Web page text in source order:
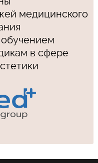
медицинского
в сфере